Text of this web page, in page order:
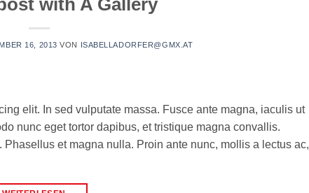
with A Gallery
16, 2013 VON ISABELLADORFER@GMX.AT
elit. In sed vulputate massa. Fusce ante magna, iaculis ut
nunc eget tortor dapibus, et tristique magna convallis.
et magna nulla. Proin ante nunc, mollis a lectus ac,